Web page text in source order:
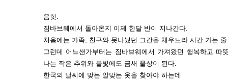
음핫.
짐바브웨에서 돌아온지 이제 한달 반이 지나간다.
처음에는 가족, 친구와 못나눴던 그간을 채우느라 시간 가는
그런데 어느샌가부터는 짐바브웨에서 가져왔던 행복하고 따
나는 작은 추위와 불빛에도 금새 울상이 된다.
한국의 날씨에 맞는 알맞는 옷을 찾아야 하는데